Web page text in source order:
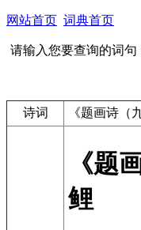
网站首页 词典首页
请输入您要查询的词句
诗词 《题画诗（
《题
鲤